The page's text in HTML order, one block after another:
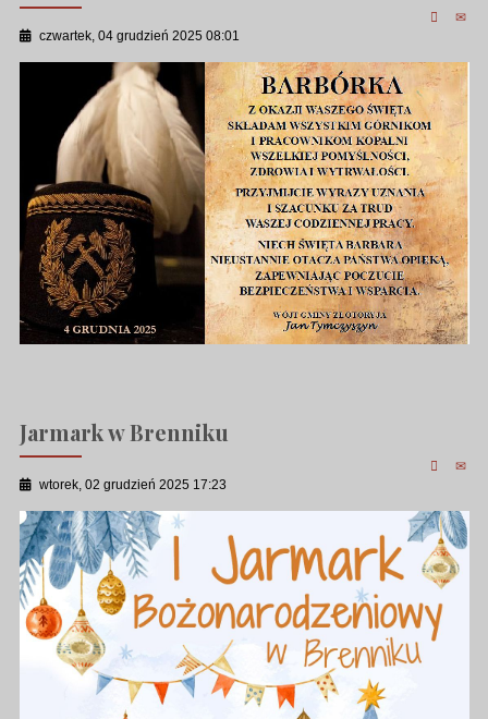
czwartek, 04 grudzień 2025 08:01
Jarmark w Brenniku
wtorek, 02 grudzień 2025 17:23